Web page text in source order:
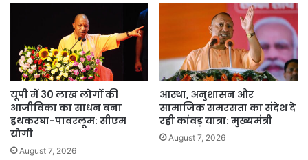
की
Development
बड़ी
Investment
यूपी में 30 लाख लोगों की
आजीविका का साधन बना
हथकरघा-पावरलूम: सीएम
योगी
August 7, 2026
आस्था, अनुशासन और
सामाजिक समरसता का संदेश दे
रही कांवड़ यात्रा: मुख्यमंत्री
August 7, 2026